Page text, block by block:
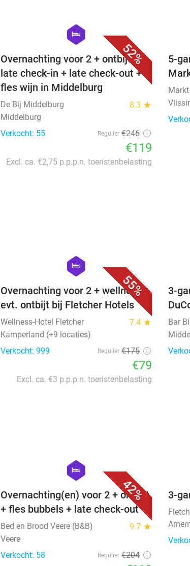
52%
hexagon
hotel
Overnachting voor 2 + ontbijt +
late check-in + late check-out +
fles wijn in Middelburg
De Bij Middelburg 8.3 star
Middelburg
Verkocht: 55
Regulier €246
€119
Excl. ca. €2,75 p.p.p.n. toeristenbelasting
5-
55%
hexagon
hotel
Overnachting voor 2 + wellness +
evt. ontbijt bij Fletcher Hotels
Wellness-Hotel Fletcher 7.4 star
Kamperland (+9 locaties)
Verkocht: 999
Regulier €175
€79
Excl. ca. €3 p.p.p.n. toeristenbelasting
3-
Bar
42%
hexagon
hotel
Overnachting(en) voor 2 + ontbijt
+ fles bubbels + late check-out
Bed en Brood Veere (B&B) 9.7 star
Veere
Verkocht: 58
Regulier €204
3-